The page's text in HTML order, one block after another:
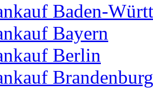
Baden-
Bayern
Berlin
Brandenburg